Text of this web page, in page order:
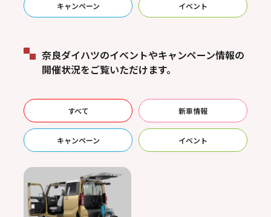
キャンペーン イベント
奈良ダイハツのイベントやキャンペーン情報の
開催状況をご覧いただけます。
すべて 新車情報
キャンペーン イベント